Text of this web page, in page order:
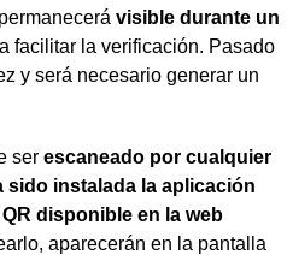
visible durante un
facilitar la verificación. Pasado
y será necesario generar un
ser escaneado por cualquier
instalada la aplicación
disponible en la web
aparecerán en la pantalla